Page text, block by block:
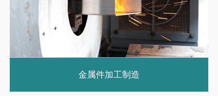
金属件加工制造